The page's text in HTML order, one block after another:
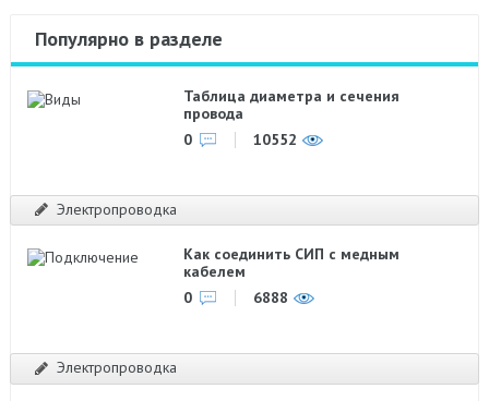
Популярно в разделе
Таблица диаметра и сечения
провода
0
10552
Электропроводка
Как соединить СИП с медным
кабелем
0
6888
Электропроводка